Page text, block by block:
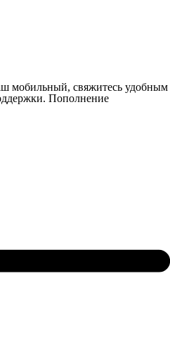
мобильный, свяжитесь удобным
Пополнение